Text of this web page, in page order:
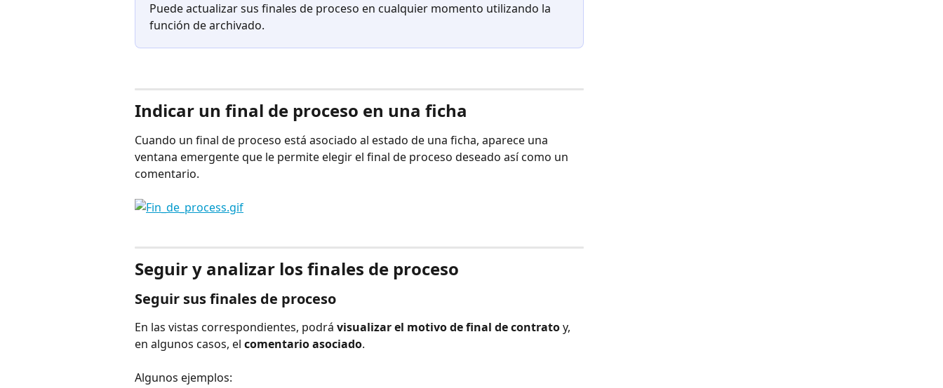
Puede actualizar sus finales de proceso en cualquier momento utilizando la
función de archivado.
Indicar un final de proceso en una ficha
Cuando un final de proceso está asociado al estado de una ficha, aparece una
ventana emergente que le permite elegir el final de proceso deseado así como un
comentario.
Seguir y analizar los finales de proceso
Seguir sus finales de proceso
En las vistas correspondientes, podrá visualizar el motivo de final de contrato y,
en algunos casos, el comentario asociado.
Algunos ejemplos: